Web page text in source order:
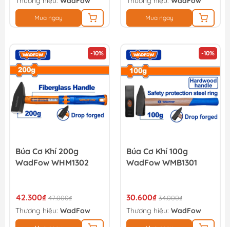
Mua ngay Mua ngay
-10%
Búa Cơ Khí 200g
WadFow WHM1302
42.300₫ 47.000₫
Thương hiệu: WadFow
-10%
Búa Cơ Khí 100g
WadFow WMB1301
30.600₫ 34.000₫
Thương hiệu: WadFow